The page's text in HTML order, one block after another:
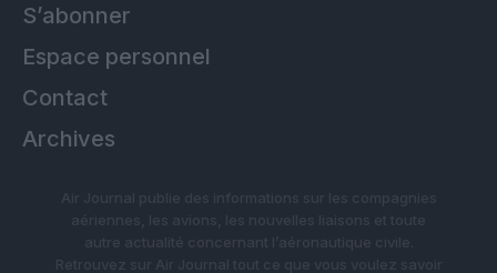
S’abonner
Espace personnel
Contact
Archives